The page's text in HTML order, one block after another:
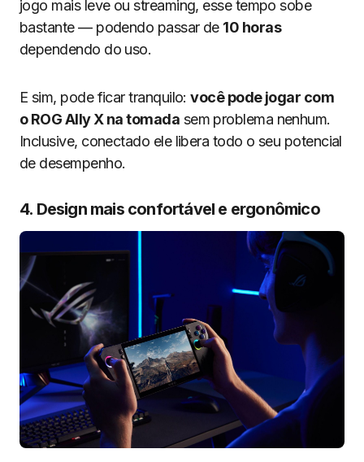
jogo mais leve ou streaming, esse tempo sobe
bastante — podendo passar de 10 horas
dependendo do uso.
E sim, pode ficar tranquilo:você pode jogar com
o ROG Ally X na tomada sem problema nenhum.
Inclusive, conectado ele libera todo o seu potencial
de desempenho.
4. Design mais confortável e ergonômico